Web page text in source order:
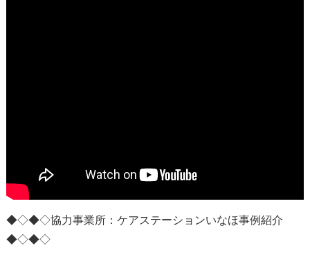
◆◇◆◇協力事業所： ケアステーションいなほ事例紹介
◆◇◆◇